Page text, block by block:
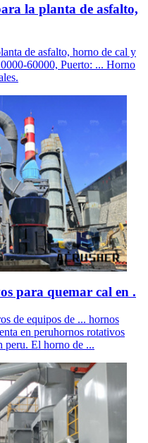
la planta de asfalto,
de asfalto, horno de cal y
60000, Puerto: ... Horno
para quemar cal en .
de equipos de ... hornos
en peruhornos rotativos
peru. El horno de ...